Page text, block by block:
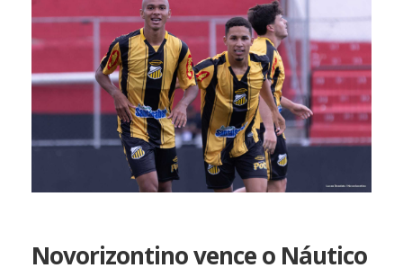
Novorizontino vence o Náutico